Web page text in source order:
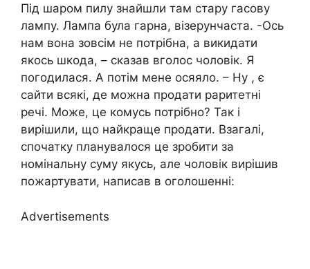
Під шаром пилу знайшли там стару гасову
лампу. Лампа була гарна, візерунчаста. -Ось
нам вона зовсім не потрібна, а викидати
якось шкода, – сказав вголос чоловік. Я
погодилася. А потім мене осяяло. – Ну , є
сайти всякі, де можна продати раритетні
речі. Може, це комусь потрібно? Так і
вирішили, що найкраще продати. Взагалі,
спочатку планувалося це зробити за
номінальну суму якусь, але чоловік вирішив
пожартувати, написав в оголошенні:
Advertisements